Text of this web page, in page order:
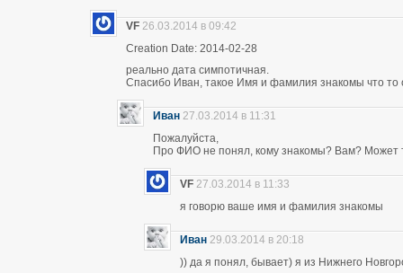
VF 26.03.2014 в 09:42
Creation Date: 2014-02-28
реально дата симпотичная.
Спасибо Иван, такое Имя и фамилия знакомы что то
Иван 27.03.2014 в 11:31
Пожалуйста,
Про ФИО не понял, кому знакомы? Вам? Может
VF 27.03.2014 в 11:33
я говорю ваше имя и фамилия знакомы
Иван 29.03.2014 в 20:18
)) да я понял, бывает) я из Нижнего